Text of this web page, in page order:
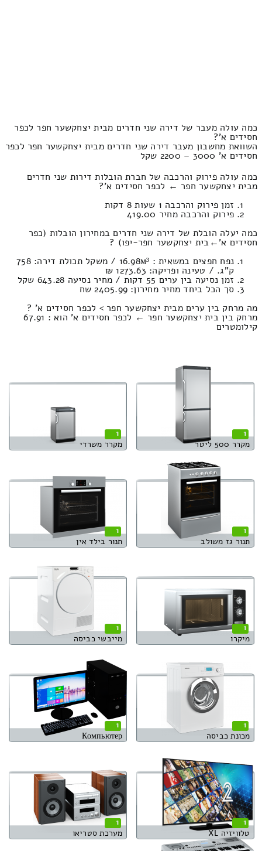
כמה עולה מעבר של דירה שני חדרים מבית יצחקשער חפר לכפר
חסידים א'?
השוואת מחשבון מעבר דירה שני חדרים מבית יצחקשער חפר לכפר
חסידים א' 3000 – 2200 שקל
כמה עולה פירוק והרכבה של חברת הובלות דירות שני חדרים
מבית יצחקשער חפר ← לכפר חסידים א'?
זמן פירוק והרכבה 1 שעות 8 דקות
פירוק והרכבה מחיר 419.00
כמה יעלה הובלת של דירה שני חדרים במחירון הובלות (כפר
חסידים א'‎←‏בית יצחקשער חפר-יפו) ?
נפח חפצים במשאית : 16.98м³ / משקל תכולת דירה: 758
ק”ג. / טעינה ופריקה: 1273.63 ₪
זמן נסיעה בין ערים 55 דקות / מחיר נסיעה 643.28 שקל
סך הכל ביחד מחיר מחירון: 2405.99 שח
מה מרחק בין ערים מבית יצחקשער חפר > לכפר חסידים א' ?
מרחק בין בית יצחקשער חפר ← לכפר חסידים א' הוא : 67.91
קילומטרים
1
מקרר 500 ליטר
1
מקרר משרדי
1
תנור גז משולב
1
תנור בילד אין
1
מיקרו
1
מייבשי כביסה
1
מכונת כביסה
1
Компьютер
1
טלוויזיה XL
1
מערכת סטריאו